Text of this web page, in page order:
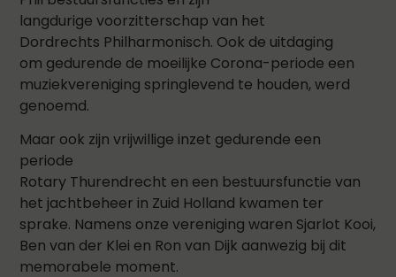
langdurige voorzitterschap van het
Dordrechts Philharmonisch. Ook de uitdaging
om gedurende de moeilijke Corona-periode een
muziekvereniging springlevend te houden, werd
genoemd.
Maar ook zijn vrijwillige inzet gedurende een
periode
Rotary Thurendrecht en een bestuursfunctie van
het jachtbeheer in Zuid Holland kwamen ter
sprake. Namens onze vereniging waren Sjarlot Kooi,
Ben van der Klei en Ron van Dijk aanwezig bij dit
memorabele moment.